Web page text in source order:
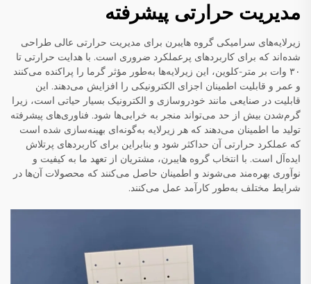
مدیریت حرارتی پیشرفته
زیرلایه‌های سرامیکی گروه هایبرن برای مدیریت حرارتی عالی طراحی
شده‌اند که برای کاربردهای پرعملکرد ضروری است. با هدایت حرارتی تا
۳۰ وات بر متر-کلوین، این زیرلایه‌ها به‌طور مؤثر گرما را پراکنده می‌کنند
و عمر و قابلیت اطمینان اجزای الکترونیکی را افزایش می‌دهند. این
قابلیت در صنایعی مانند خودروسازی و الکترونیک بسیار حیاتی است، زیرا
گرم‌شدن بیش از حد می‌تواند منجر به خرابی‌ها شود. فناوری‌های پیشرفته
تولید ما اطمینان می‌دهند که هر زیرلایه به‌گونه‌ای بهینه‌سازی شده است
که عملکرد حرارتی آن حداکثر شود و بنابراین برای کاربردهای پرتلاش
ایده‌آل است. با انتخاب گروه هایبرن، مشتریان از تعهد ما به کیفیت و
نوآوری بهره‌مند می‌شوند و اطمینان حاصل می‌کنند که محصولات آن‌ها در
شرایط مختلف به‌طور کارآمد عمل می‌کنند.